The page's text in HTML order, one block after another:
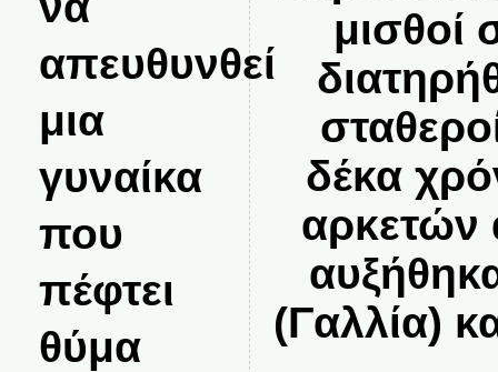
απευθυνθεί
μια
γυναίκα
που
πέφτει
θύμα
μισθοί
δέκα
(Γαλλία)